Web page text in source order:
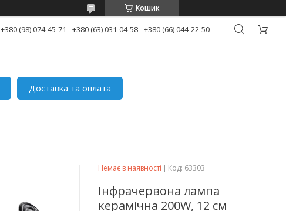
Кошик
+380 (98) 074-45-71 +380 (63) 031-04-58 +380 (66) 044-22-50
Доставка та оплата
Немає в наявності Код: 63303
Інфрачервона лампа
керамічна 200W, 12 см